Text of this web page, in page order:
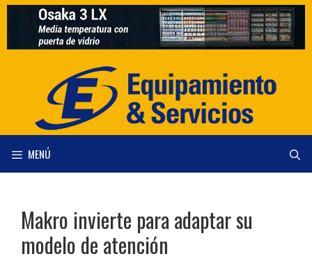
Saltar
contenido
MENÚ
Makro invierte para adaptar su
modelo de atención